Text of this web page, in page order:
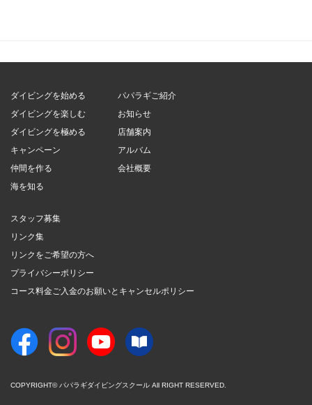
ダイビングを始める
ダイビングを楽しむ
ダイビングを極める
キャンペーン
仲間を作る
海を知る
パパラギご紹介
お知らせ
店舗案内
アルバム
会社概要
スタッフ募集
リンク集
リンクをご希望の方へ
プライバシーポリシー
コース料金ご入金のお願いとキャンセルポリシー
COPYRIGHT© パパラギダイビングスクール All RIGHT RESERVED.